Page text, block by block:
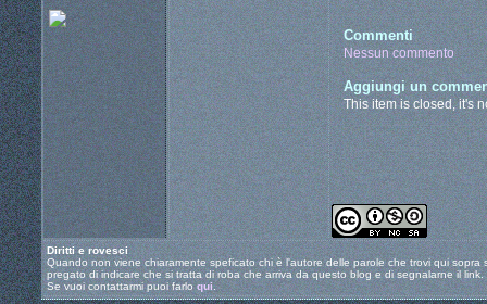
Commenti
Nessun commento
Aggiungi un
This item is closed, it's
Diritti e rovesci
Quando non viene chiaramente speficato chi è l'autore delle parole che trovi qui
pregato di indicare che si tratta di roba che arriva da questo blog e di segnalarne il link.
Se vuoi contattarmi puoi farloqui.